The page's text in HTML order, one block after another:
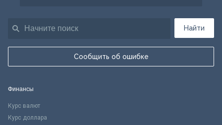
Найти
Сообщить об ошибке
Финансы
Курс валют
Курс доллара